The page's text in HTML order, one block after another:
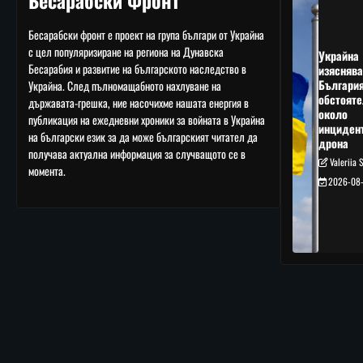
Бесарабски фронт е проект на група българи от Украйна
с цел популяризиране на региона на Дунавска
Бесарабия и развитие на българското наследство в
Украйна. След пълномащабното нахлуване на
държавата-грешка, ние насочихме нашата енергия в
публикация на ежедневни хроники за войната в Украйна
на български език за да може българският читател да
получава актуална информация за случващото се в
момента.
Украйна
около
дрона
Valeriia
2026-